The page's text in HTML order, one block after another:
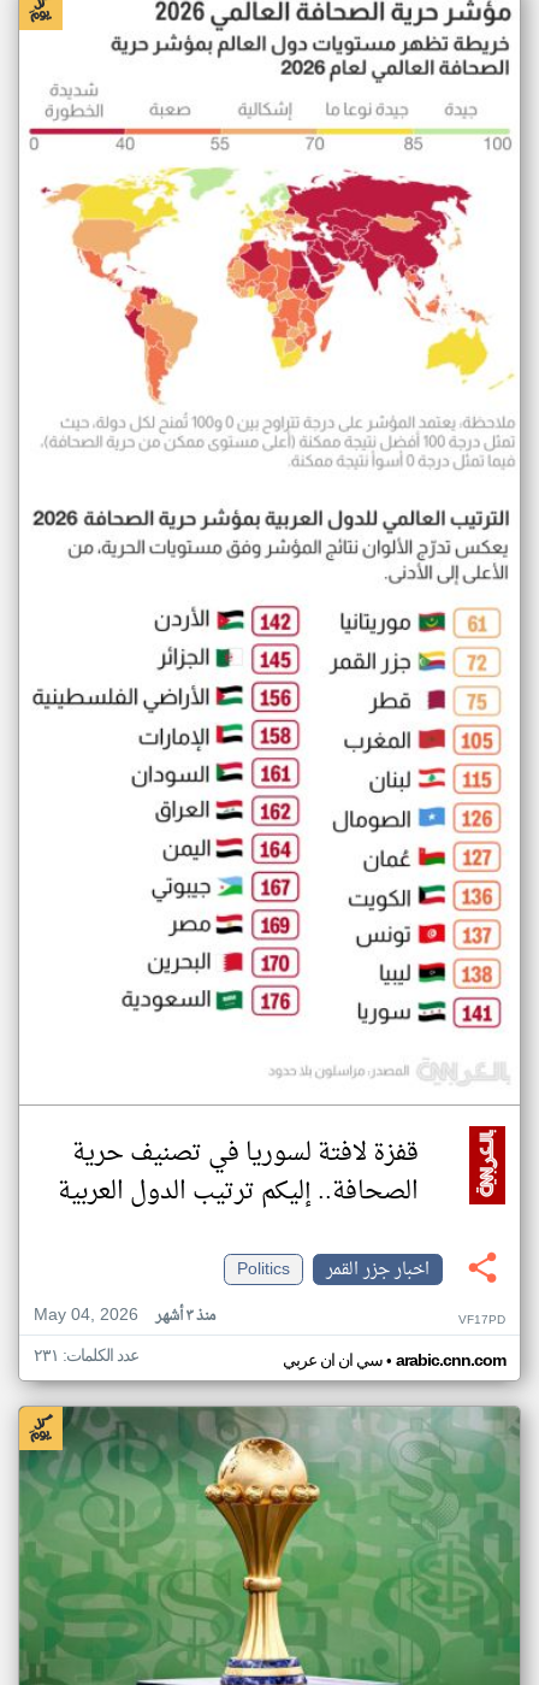
قفزة لافتة لسوريا في تصنيف حرية
الصحافة.. إليكم ترتيب الدول العربية
اخبار جزر القمر
Politics
May 04, 2026
منذ ٣ أشهر VF17PD
سي ان ان عربي• arabic.cnn.com عدد الكلمات: ٢٣١